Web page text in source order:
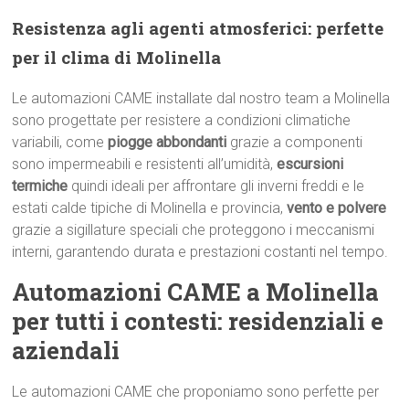
Resistenza agli agenti atmosferici: perfette
per il clima di Molinella
Le automazioni CAME installate dal nostro team a Molinella
sono progettate per resistere a condizioni climatiche
variabili, comepiogge abbondanti grazie a componenti
sono impermeabili e resistenti all’umidità,escursioni
termiche quindi ideali per affrontare gli inverni freddi e le
estati calde tipiche di Molinella e provincia,vento e polvere
grazie a sigillature speciali che proteggono i meccanismi
interni, garantendo durata e prestazioni costanti nel tempo.
Automazioni CAME a Molinella
per tutti i contesti: residenziali e
aziendali
Le automazioni CAME che proponiamo sono perfette per